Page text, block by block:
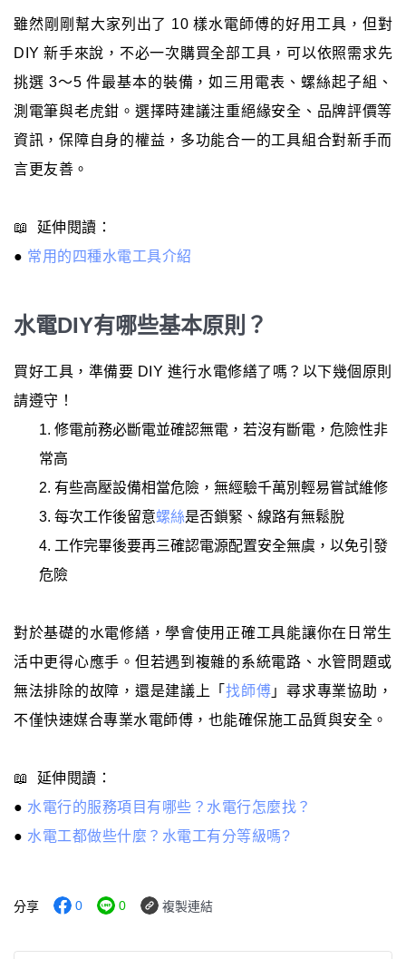
雖然剛剛幫大家列出了 10 樣水電師傅的好用工具，但對
DIY 新手來說，不必一次購買全部工具，可以依照需求先
挑選 3～5 件最基本的裝備，如三用電表、螺絲起子組、
測電筆與老虎鉗。選擇時建議注重絕緣安全、品牌評價等
資訊，保障自身的權益，多功能合一的工具組合對新手而
言更友善。
📖 延伸閱讀：
● 常用的四種水電工具介紹
水電DIY有哪些基本原則？
買好工具，準備要 DIY 進行水電修繕了嗎？以下幾個原則
請遵守！
修電前務必斷電並確認無電，若沒有斷電，危險性非
常高
有些高壓設備相當危險，無經驗千萬別輕易嘗試維修
每次工作後留意螺絲是否鎖緊、線路有無鬆脫
工作完畢後要再三確認電源配置安全無虞，以免引發
危險
對於基礎的水電修繕，學會使用正確工具能讓你在日常生
活中更得心應手。但若遇到複雜的系統電路、水管問題或
無法排除的故障，還是建議上「找師傅 」尋求專業協助，
不僅快速媒合專業水電師傅，也能確保施工品質與安全。
📖 延伸閱讀：
● 水電行的服務項目有哪些？水電行怎麼找？
● 水電工都做些什麼？水電工有分等級嗎?
分享 0 0 複製連結